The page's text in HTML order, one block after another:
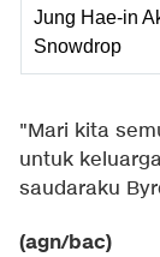
Jung Hae-in
Snowdrop
"Mari kita
untuk
saudaraku
(agn/bac)